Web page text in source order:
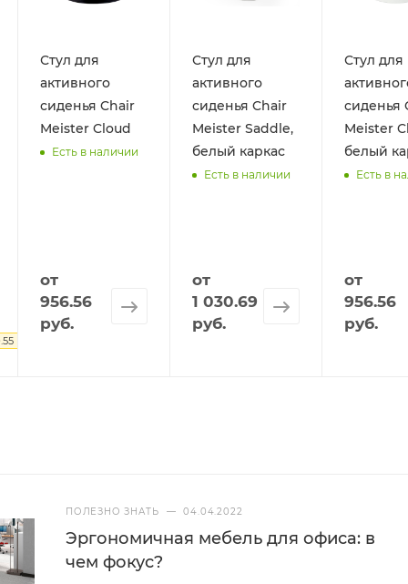
руб.
Стул для
активного
сиденья Chair
Meister Cloud
Есть в наличии
от
956.56
руб.
Стул для
активного
сиденья Chair
Meister Saddle,
белый каркас
Есть в наличии
от
1 030.69
руб.
Стул для
сиденья
Meister
белый
Есть в
от
956.56
руб.
ПОЛЕЗНО ЗНАТЬ — 04.04.2022
Эргономичная мебель для офиса: в
чем фокус?